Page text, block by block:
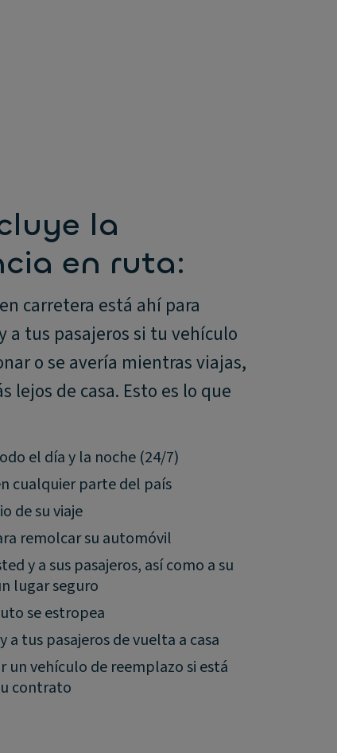
la
en ruta:
carretera está ahí para
a tus pasajeros si tu vehículo
o se avería mientras viajas,
lejos de casa. Esto es lo que
el día y la noche (24/7)
cualquier parte del país
de su viaje
remolcar su automóvil
y a sus pasajeros, así como a su
lugar seguro
se estropea
a tus pasajeros de vuelta a casa
un vehículo de reemplazo si está
contrato